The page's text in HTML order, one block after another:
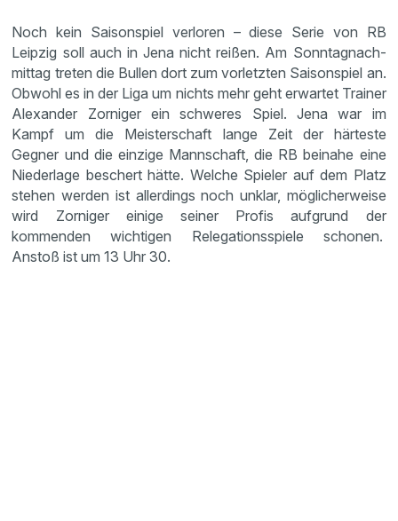
Noch kein Saison­spiel verloren – diese Serie von RB
Leipzig soll auch in Jena nicht reißen. Am Sonntag­nach­
mittag treten die Bullen dort zum vorletzten Saison­spiel an.
Obwohl es in der Liga um nichts mehr geht erwartet Trainer
Alexander Zorniger ein schweres Spiel. Jena war im
Kampf um die Meister­schaft lange Zeit der härteste
Gegner und die einzige Mannschaft, die RB beinahe eine
Nieder­lage beschert hätte. Welche Spieler auf dem Platz
stehen werden ist aller­dings noch unklar, mögli­cher­weise
wird Zorniger einige seiner Profis aufgrund der
kommenden wichtigen Relega­ti­ons­spiele schonen.
Anstoß ist um 13 Uhr 30.